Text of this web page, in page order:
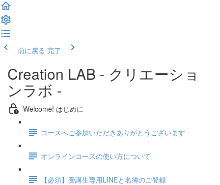
前に戻る 完了
Creation LAB - クリエーショ
ンラボ -
Welcome! はじめに
コースへご参加いただきありがとうございます
オンラインコースの使い方について
【必須】受講生専用LINEと名簿のご登録